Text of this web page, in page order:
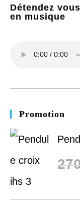
Détendez vous
en musique
Promotion